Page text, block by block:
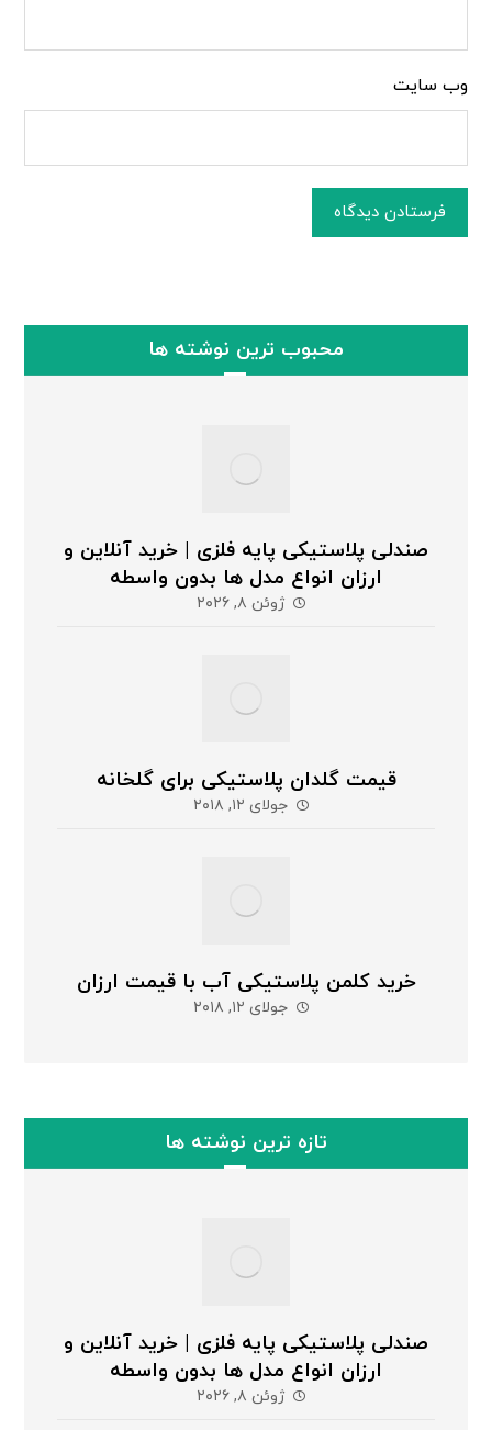
وب‌ سایت
فرستادن دیدگاه
محبوب ترین نوشته ها
صندلی پلاستیکی پایه فلزی | خرید آنلاین و
ارزان انواع مدل ها بدون واسطه
ژوئن ۸, ۲۰۲۶
قیمت گلدان پلاستیکی برای گلخانه
جولای ۱۲, ۲۰۱۸
خرید کلمن پلاستیکی آب با قیمت ارزان
جولای ۱۲, ۲۰۱۸
تازه ترین نوشته ها
صندلی پلاستیکی پایه فلزی | خرید آنلاین و
ارزان انواع مدل ها بدون واسطه
ژوئن ۸, ۲۰۲۶